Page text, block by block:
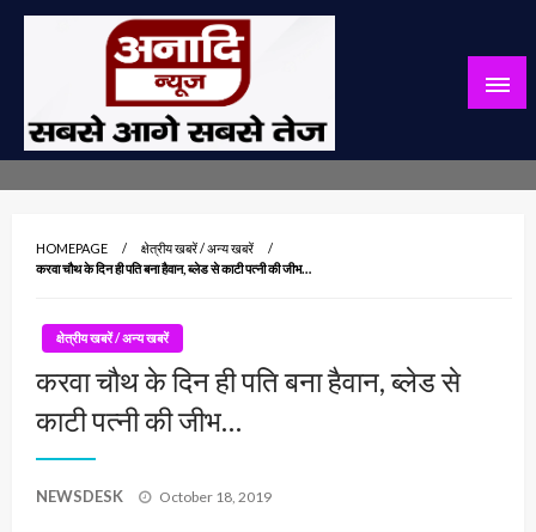
Skip
सबसे आगे सबसे तेज
HOMEPAGE
क्षेत्रीय खबरें / अन्य खबरें
करवा चौथ के दिन ही पति बना हैवान, ब्लेड से काटी पत्नी की जीभ…
क्षेत्रीय खबरें / अन्य खबरें
करवा चौथ के दिन ही पति बना हैवान, ब्लेड से
काटी पत्नी की जीभ…
NEWSDESK
Posted
October 18, 2019